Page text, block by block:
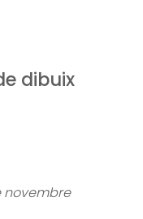
dibuix
novembre